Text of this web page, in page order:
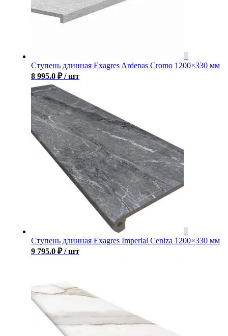
Ступень длинная Exagres Ardenas Cromo 1200×330 мм
8 995.0 ₽ / шт
Ступень длинная Exagres Imperial Ceniza 1200×330 мм
9 795.0 ₽ / шт